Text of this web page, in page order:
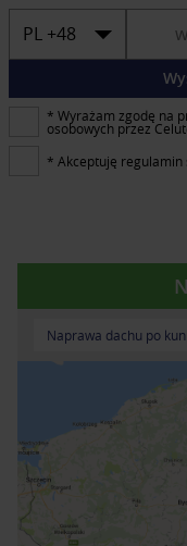
* Wyrażam zgodę na
osobowych przez
* Akceptuję regulamin